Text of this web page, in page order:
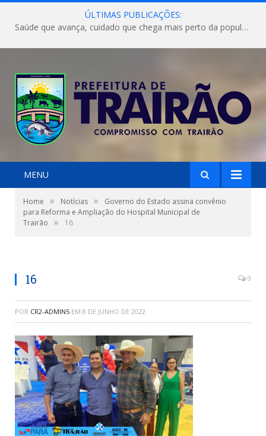
ÚLTIMAS PUBLICAÇÕES:
Saúde que avança, cuidado que chega mais perto da população!
MENU
Home » Notícias »
Governo do Estado assina convênio
para Reforma e Ampliação do Hospital Municipal de
Trairão
» 16
16 0
POR CR2-ADMIN5 EM 8 DE JUNHO DE 2022